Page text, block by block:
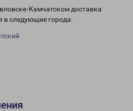
Камчатском доставка
в следующие города: